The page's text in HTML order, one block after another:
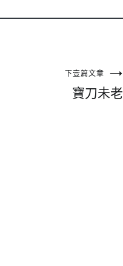
下壹篇文章
寶刀未老